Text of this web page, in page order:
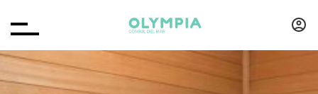
RESERVAR